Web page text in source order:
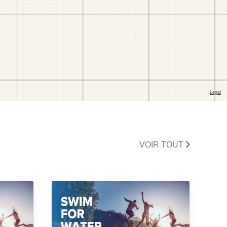
VOIR TOUT